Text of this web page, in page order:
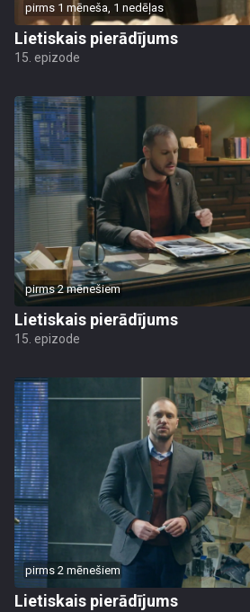
pirms 1 mēneša, 1 nedēļas
Lietiskais pierādījums
15. epizode
pirms 2 mēnešiem
Lietiskais pierādījums
15. epizode
pirms 2 mēnešiem
Lietiskais pierādījums